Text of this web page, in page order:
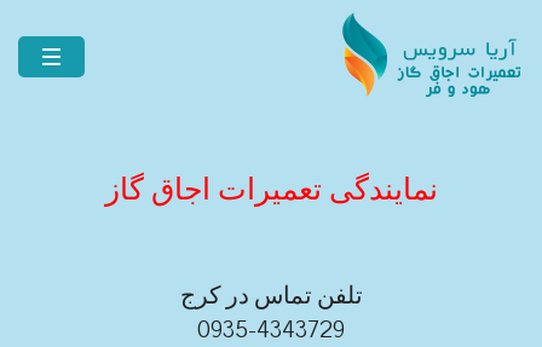
نمایندگی تعمیرات اجاق گاز
تلفن تماس در کرج
0935-4343729